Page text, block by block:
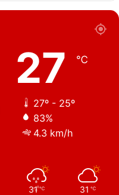
27 ℃
27º - 25º
83%
4.3 km/h
31 ℃ 31 ℃